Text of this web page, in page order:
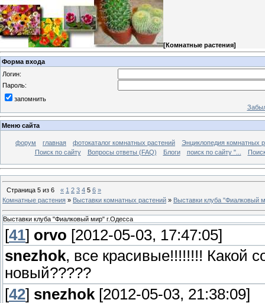
[Комнатные растения]
Форма входа
Логин:
Пароль:
запомнить
Меню сайта
форум главная фотокаталог комнатных растений
Энциклопедия комнатных
Поиск по сайту
Вопросы ответы (FAQ) Блоги поиск по сайту "...
Страница 5 из 6 « 1 2 3 4 5 6 »
Комнатные растения » Выставки комнатных растений » Выставки клуба "Фиалковый
Выставки клуба "Фиалковый мир" г.Одесса
[41] orvo [2012-05-03, 17:47:05]
snezhok, все красивые!!!!!!!! Какой
новый?????
[42] snezhok [2012-05-03, 21:38:09]